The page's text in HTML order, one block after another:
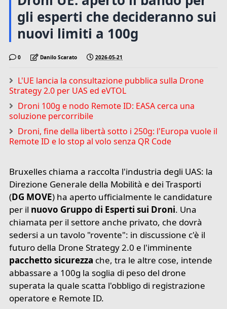
gli esperti che decideranno sui
nuovi limiti a 100g
0 Danilo Scarato 2026-05-21
L'UE lancia la consultazione pubblica sulla Drone
Strategy 2.0 per UAS ed eVTOL
Droni 100g e nodo Remote ID: EASA cerca una
soluzione percorribile
Droni, fine della libertà sotto i 250g: l'Europa vuole il
Remote ID e lo stop al volo senza QR Code
Bruxelles chiama a raccolta l'industria degli UAS: la
Direzione Generale della Mobilità e dei Trasporti
(DG MOVE) ha aperto ufficialmente le candidature
per il nuovo Gruppo di Esperti sui Droni. Una
chiamata per il settore anche privato, che dovrà
sedersi a un tavolo "rovente": in discussione c'è il
futuro della Drone Strategy 2.0 e l'imminente
pacchetto sicurezza che, tra le altre cose, intende
abbassare a 100g la soglia di peso del drone
superata la quale scatta l'obbligo di registrazione
operatore e Remote ID.